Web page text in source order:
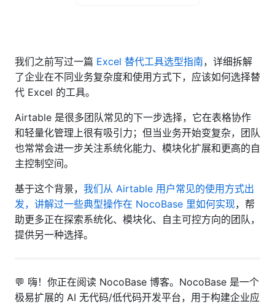
我们之前写过一篇 Excel 替代工具选型指南，详细拆解
了企业在不同业务复杂度和使用方式下，应该如何选择替
代 Excel 的工具。
Airtable 是很多团队常见的下一步选择，它在表格协作
和轻量化管理上很有吸引力；但当业务开始变复杂，团队
也常常会进一步关注系统化能力、模块化扩展和更高的自
主控制空间。
基于这个背景， 我们从 Airtable 用户常见的使用方式出
发，讲解过一些典型操作在 NocoBase 里如何实现，帮
助更多正在探索系统化、模块化、自主可控方向的团队，
提供另一种选择。
💬 嗨！你正在阅读 NocoBase 博客。NocoBase 是一个
极易扩展的 AI 无代码/低代码开发平台，用于构建企业应